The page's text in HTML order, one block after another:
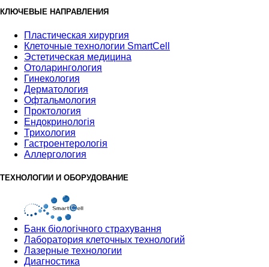
КЛЮЧЕВЫЕ НАПРАВЛЕНИЯ
Пластическая хирургия
Клеточные технологии SmartCell
Эстетическая медицина
Отоларингология
Гинекология
Дерматология
Офтальмология
Проктология
Ендокринологія
Трихология
Гастроентерологія
Аллергология
ТЕХНОЛОГИИ И ОБОРУДОВАНИЕ
Банк бiологiчного страхування
Лаборатория клеточных технологий
Лазерные технологии
Диагностика